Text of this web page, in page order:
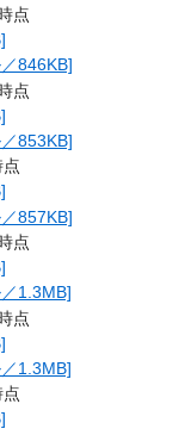
点
846KB]
点
853KB]
857KB]
点
1.3MB]
点
1.3MB]